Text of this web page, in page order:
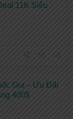
11K Siêu
Gia – Ưu Đãi
400$